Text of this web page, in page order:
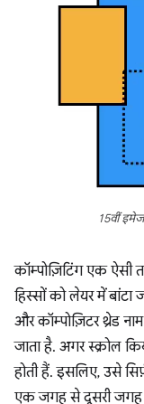
15वीं
कॉम्पोज़िटिंग एक
हिस्सों को लेयर में
और कॉम्पोज़िटर थ्रेड
जाता है. अगर स्क्रोल
होती हैं. इसलिए, उसे
एक जगह से दूसरी जगह